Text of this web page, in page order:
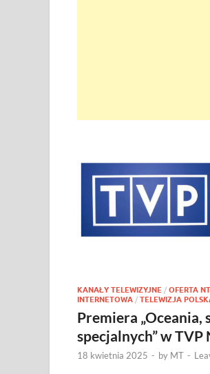
KANAŁY TELEWIZYJNE / OFERTA
INTERNETOWA / TELEWIZJA
Premiera „Oceania,
specjalnych” w TVP
18 kwietnia 2025 - by MT -